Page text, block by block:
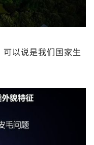
以说是我们国家生